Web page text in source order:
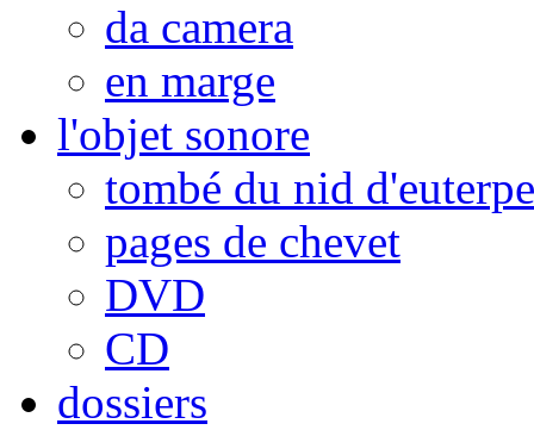
da camera
en marge
l'objet sonore
tombé du nid d'euterpe
pages de chevet
DVD
CD
dossiers